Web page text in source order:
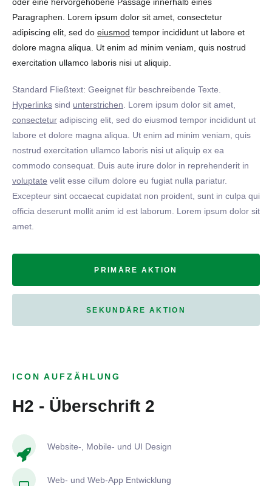
Paragraphen. Lorem ipsum dolor sit amet, consectetur
adipiscing elit, sed do eiusmod tempor incididunt ut labore et
dolore magna aliqua. Ut enim ad minim veniam, quis nostrud
exercitation ullamco laboris nisi ut aliquip.
Standard Fließtext: Geeignet für beschreibende Texte.
Hyperlinks sind unterstrichen . Lorem ipsum dolor sit amet,
consectetur adipiscing elit, sed do eiusmod tempor incididunt ut
labore et dolore magna aliqua. Ut enim ad minim veniam, quis
nostrud exercitation ullamco laboris nisi ut aliquip ex ea
commodo consequat. Duis aute irure dolor in reprehenderit in
voluptate velit esse cillum dolore eu fugiat nulla pariatur.
Excepteur sint occaecat cupidatat non proident, sunt in culpa qui
officia deserunt mollit anim id est laborum. Lorem ipsum dolor sit
amet.
PRIMÄRE AKTION
SEKUNDÄRE AKTION
ICON AUFZÄHLUNG
H2 - Überschrift 2
Website-, Mobile- und UI Design
Web- und Web-App Entwicklung